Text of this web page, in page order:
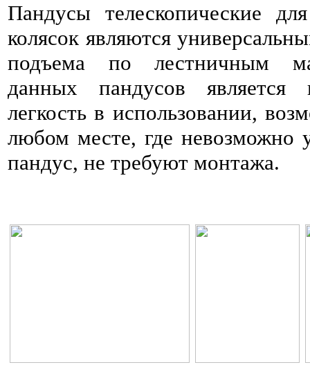
Пандусы телескопические
колясок являются
подъема по лестничным
данных пандусов является
легкость в использовании,
любом месте, где невозможно
пандус, не требуют монтажа.